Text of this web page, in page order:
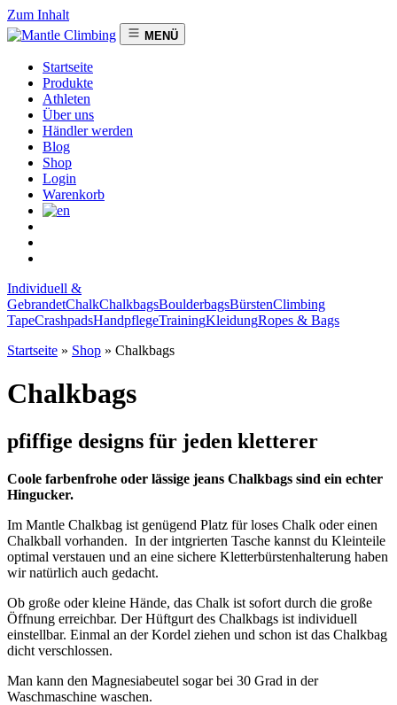
Zum Inhalt
MENÜ
Startseite
Produkte
Athleten
Über uns
Händler werden
Blog
Shop
Login
Warenkorb
Individuell &
GebrandetChalkChalkbagsBoulderbagsBürstenClimbing
TapeCrashpadsHandpflegeTrainingKleidungRopes & Bags
Startseite » Shop » Chalkbags
Chalkbags
pfiffige designs für jeden kletterer
Coole farbenfrohe oder lässige jeans Chalkbags sind ein echter
Hingucker.
Im Mantle Chalkbag ist genügend Platz für loses Chalk oder einen
Chalkball vorhanden. In der intgrierten Tasche kannst du Kleinteile
optimal verstauen und an eine sichere Kletterbürstenhalterung haben
wir natürlich auch gedacht.
Ob große oder kleine Hände, das Chalk ist sofort durch die große
Öffnung erreichbar. Der Hüftgurt des Chalkbags ist individuell
einstellbar. Einmal an der Kordel ziehen und schon ist das Chalkbag
dicht verschlossen.
Man kann den Magnesiabeutel sogar bei 30 Grad in der
Waschmaschine waschen.